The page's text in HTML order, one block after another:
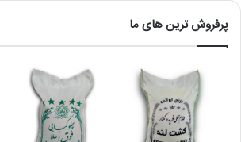
پرفروش ترین های ما